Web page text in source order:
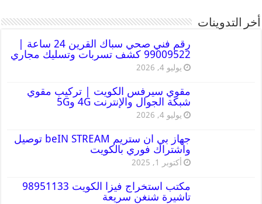
أخر التدوينات
رقم فني صحي سباك القرين 24 ساعة |
99009522 كشف تسربات وتسليك مجاري
يوليو 4, 2026
مقوي سيرفس الكويت | تركيب مقوي
شبكة الجوال والإنترنت 4G و5G
يوليو 4, 2026
جهاز بي ان ستريم beIN STREAM توصيل
واشتراك فوري بالكويت
أكتوبر 1, 2025
مكتب استخراج فيزا الكويت 98951133
تاشيرة شنغن سريعة